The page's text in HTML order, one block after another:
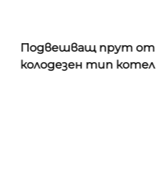
Подвешващ прут от
колодезен тип котел